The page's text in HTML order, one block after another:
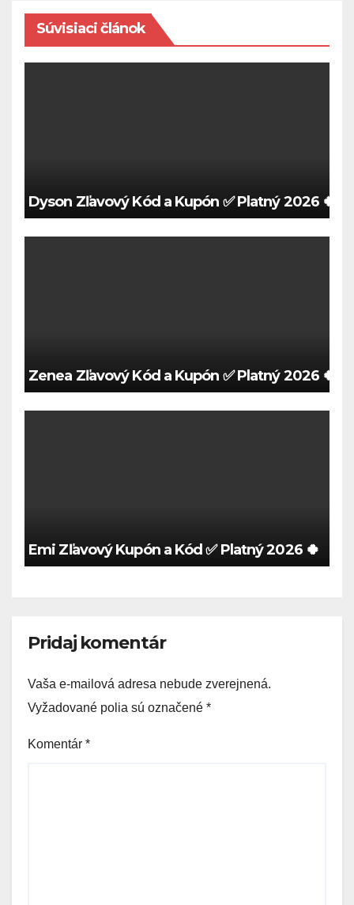
Súvisiaci článok
Dyson Zľavový Kód a Kupón ✅ Platný 2026 🍀
Zenea Zľavový Kód a Kupón ✅ Platný 2026 🍀
Emi Zľavový Kupón a Kód ✅ Platný 2026 🍀
Pridaj komentár
Vaša e-mailová adresa nebude zverejnená.
Vyžadované polia sú označené *
Komentár *